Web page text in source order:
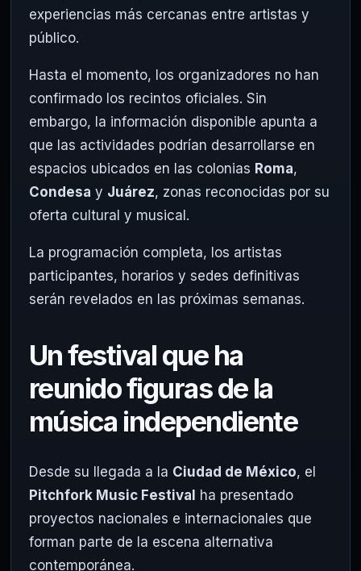
experiencias más cercanas entre artistas y
público.
Hasta el momento, los organizadores no han
confirmado los recintos oficiales. Sin
embargo, la información disponible apunta a
que las actividades podrían desarrollarse en
espacios ubicados en las colonias Roma,
Condesa y Juárez, zonas reconocidas por su
oferta cultural y musical.
La programación completa, los artistas
participantes, horarios y sedes definitivas
serán revelados en las próximas semanas.
Un festival que ha
reunido figuras de la
música independiente
Desde su llegada a la Ciudad de México, el
Pitchfork Music Festival
ha presentado
proyectos nacionales e internacionales que
forman parte de la escena alternativa
contemporánea.